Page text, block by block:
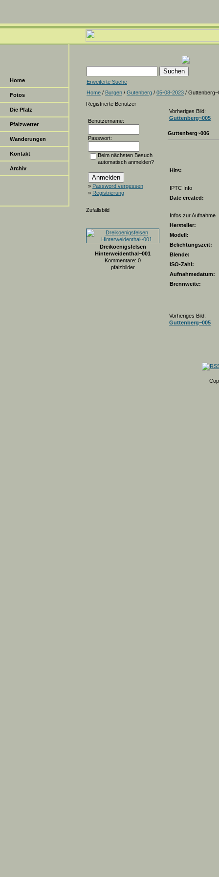
Home
Fotos
Die Pfalz
Pfalzwetter
Wanderungen
Kontakt
Archiv
Erweiterte Suche
Home / Burgen / Gutenberg / 05-08-2023 /
Registrierte Benutzer
Benutzername:
Passwort:
Beim nächsten Besuch
automatisch anmelden?
» Password vergessen
» Registrierung
Zufallsbild
Dreikoenigsfelsen
Hinterweidenthal~001
Kommentare: 0
pfalzbilder
Vorheriges Bild:
Guttenberg~005
Guttenberg~006
Hits:
IPTC Info
Date created:
Infos zur Aufnahme
Hersteller:
Modell:
Belichtungszeit:
Blende:
ISO-Zahl:
Aufnahmedatum:
Brennweite:
Vorheriges Bild:
Guttenberg~005